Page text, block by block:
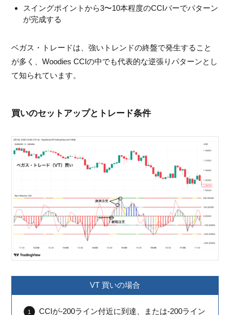
スイングポイントから3〜10本程度のCCIバーでパターン
が完成する
ベガス・トレードは、強いトレンドの終盤で発生すること
が多く、Woodies CCIの中でも代表的な逆張りパターンとし
て知られています。
買いのセットアップとトレード条件
VT 買いの場合
CCIが-200ライン付近に到達、または-200ライン